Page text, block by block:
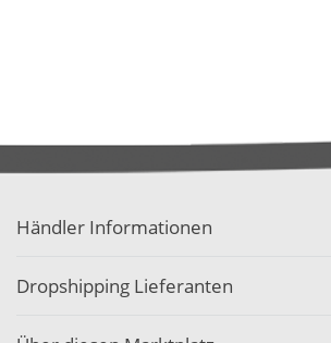
Händler Informationen
Dropshipping Lieferanten